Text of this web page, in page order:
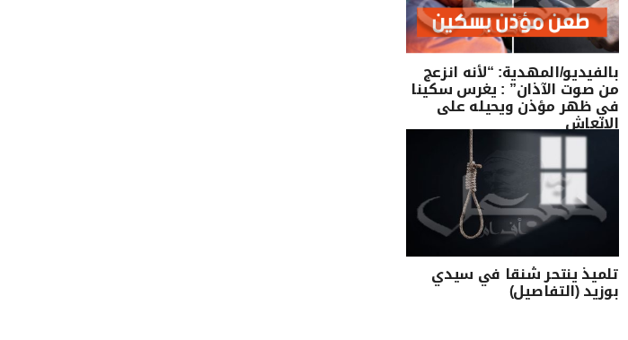
بالفيديو/المهدية: “لأنه انزعج
من صوت الآذان” : يغرس سكينا
في ظهر مؤذن ويحيله على
الإنعاش
تلميذ ينتحر شنقا في سيدي
بوزيد (التفاصيل)